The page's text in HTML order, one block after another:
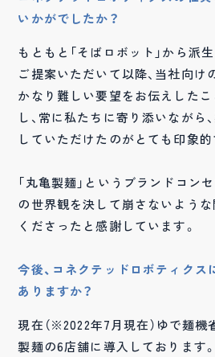
いかがでしたか？
もともと「そばロボット」から派
ご提案いただいて以降、当社向け
かなり難しい要望をお伝えした
し、常に私たちに寄り添いながら
していただけたのがとても印象的
「丸亀製麺」というブランドコン
の世界観を決して崩さないよう
くださったと感謝しています。
今後、コネクテッドロボティクス
ありますか？
現在（※2022年7月現在）ゆで麺
製麺の6店舗に導入しております